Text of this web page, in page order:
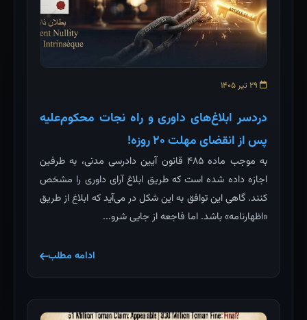
دردسر ابلاغ‌های داوری و راه نجات محکوم‌علیه
پس از انقضای مهلت ۲۰ روزه!
به موجب ماده ۴۸۵ قانون آیین دادرسی مدنی، به طرفین
اجازه داده شده است که طریق ابلاغ آرای داوری را مشخص
کنند. گاهی این توافق به این شکل در می‌آید که ابلاغ از طریق
«اظهارنامه» باشد. اما فاجعه از جایی شرو...
ادامه مطلب